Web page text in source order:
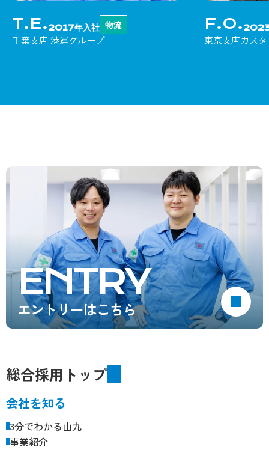
T.E.2017年入社 物流
千葉支店 港運グループ
F.O.2023
東京支店カス
ENTRY
エントリーはこちら
総合採用トップ
会社を知る
3分でわかる山九
事業紹介